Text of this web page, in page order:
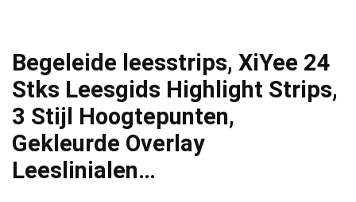
Begeleide leesstrips, XiYee 24
Stks Leesgids Highlight Strips,
3 Stijl Hoogtepunten,
Gekleurde Overlay
Leeslinialen…